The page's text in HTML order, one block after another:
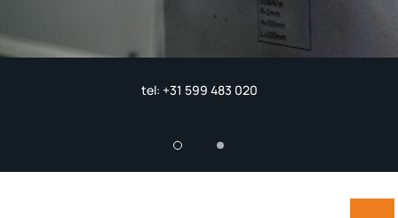
tel: +31 599 483 020